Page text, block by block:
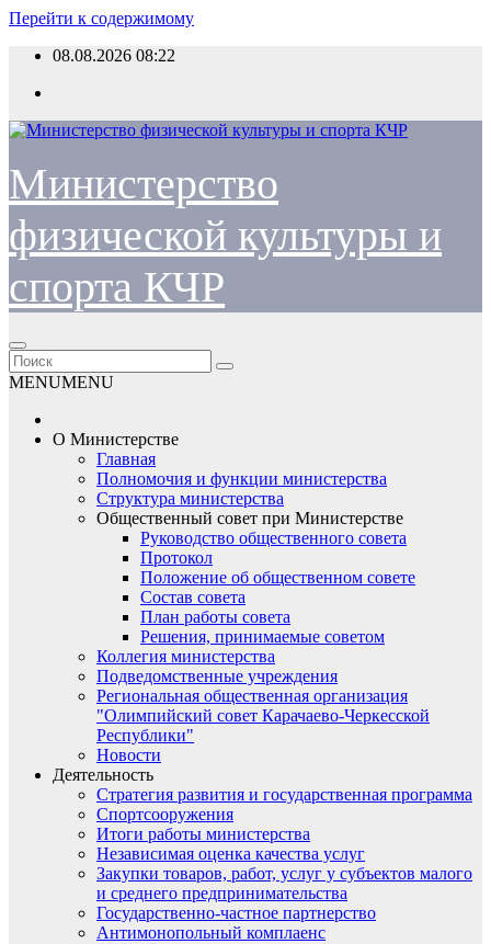
Перейти к содержимому
08.08.2026 08:22
Министерство
физической культуры и
спорта КЧР
MENUMENU
О Министерстве
Главная
Полномочия и функции министерства
Структура министерства
Общественный совет при Министерстве
Руководство общественного совета
Протокол
Положение об общественном совете
Состав совета
План работы совета
Решения, принимаемые советом
Коллегия министерства
Подведомственные учреждения
Региональная общественная организация
"Олимпийский совет Карачаево-Черкесской
Республики"
Новости
Деятельность
Стратегия развития и государственная программа
Спортсооружения
Итоги работы министерства
Независимая оценка качества услуг
Закупки товаров, работ, услуг у субъектов малого
и среднего предпринимательства
Государственно-частное партнерство
Антимонопольный комплаенс